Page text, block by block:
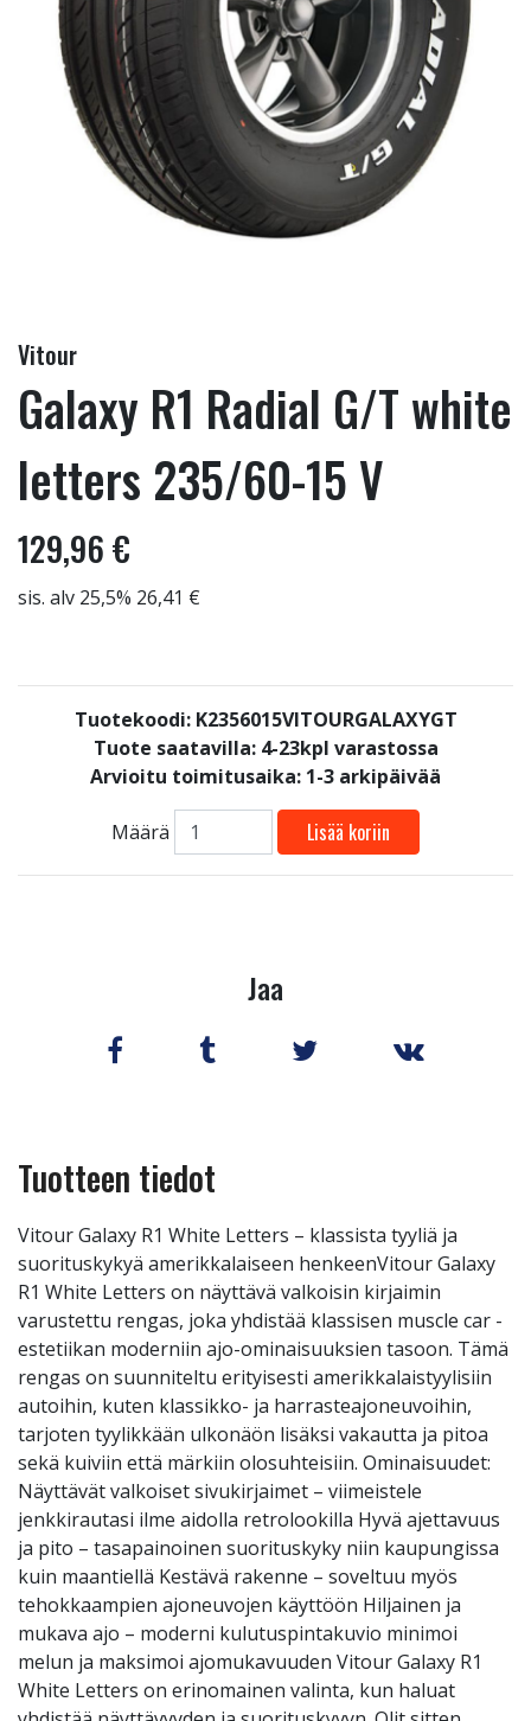
Vitour
Galaxy R1 Radial G/T white
letters 235/60-15 V
129,96 €
sis. alv 25,5% 26,41 €
Tuotekoodi: K2356015VITOURGALAXYGT
Tuote saatavilla: 4-23kpl varastossa
Arvioitu toimitusaika: 1-3 arkipäivää
Määrä Lisää koriin
Jaa
Tuotteen tiedot
Vitour Galaxy R1 White Letters – klassista tyyliä ja
suorituskykyä amerikkalaiseen henkeenVitour Galaxy
R1 White Letters on näyttävä valkoisin kirjaimin
varustettu rengas, joka yhdistää klassisen muscle car -
estetiikan moderniin ajo-ominaisuuksien tasoon. Tämä
rengas on suunniteltu erityisesti amerikkalaistyylisiin
autoihin, kuten klassikko- ja harrasteajoneuvoihin,
tarjoten tyylikkään ulkonäön lisäksi vakautta ja pitoa
sekä kuiviin että märkiin olosuhteisiin. Ominaisuudet:
Näyttävät valkoiset sivukirjaimet – viimeistele
jenkkirautasi ilme aidolla retrolookilla Hyvä ajettavuus
ja pito – tasapainoinen suorituskyky niin kaupungissa
kuin maantiellä Kestävä rakenne – soveltuu myös
tehokkaampien ajoneuvojen käyttöön Hiljainen ja
mukava ajo – moderni kulutuspintakuvio minimoi
melun ja maksimoi ajomukavuuden Vitour Galaxy R1
White Letters on erinomainen valinta, kun haluat